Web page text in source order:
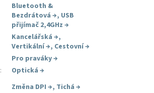
Bluetooth &
Bezdrátová →, USB
přijímač 2,4GHz →
Kancelářská →,
Vertikální→, Cestovní→
Pro praváky→
: Optická →
Změna DPI →, Tichá →